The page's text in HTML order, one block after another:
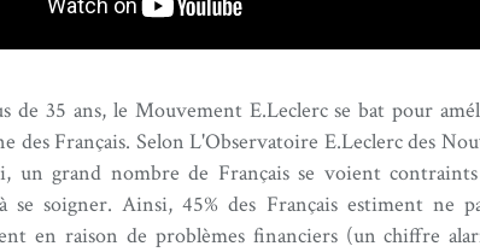
de 35 ans, le Mouvement E.Leclerc se bat pour
des Français. Selon L'Observatoire E.Leclerc des
un grand nombre de Français se voient
se soigner. Ainsi, 45% des Français estiment ne
en raison de problèmes financiers (un chiffre